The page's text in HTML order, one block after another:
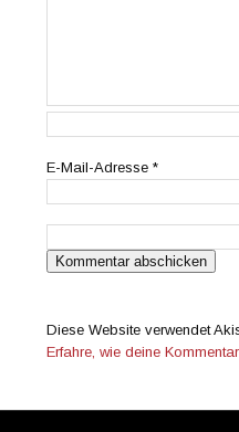
E-Mail-Adresse*
Diese Website verwendet
Erfahre, wie deine